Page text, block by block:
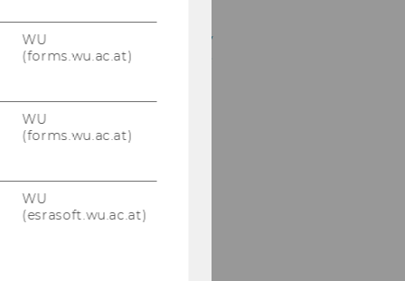
WU Tax Law Technology
Symposium - 18.09.2023
(Benchmarking) -
assets: Tax Law and
Policy" - 29.06–
WU
(forms.wu.ac.at)
WU
(forms.wu.ac.at)
WU
(esrasoft.wu.ac.at)